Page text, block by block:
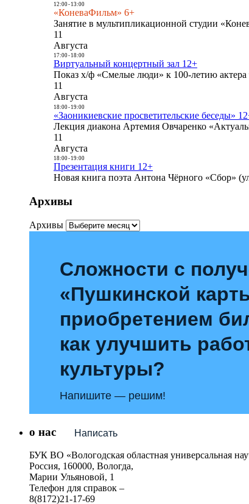
12:00- 13:00
«КоневаФильм» 6+
Занятие в мультипликационной студии
11
Августа
17:00- 18:00
Виртуальный концертный зал 12+
Показ х/ф «Смелые люди» к 100-летию
11
Августа
18:00- 19:00
«Заоникиевские просветительские беседы»
Лекция диакона Артемия Овчаренко
11
Августа
18:00- 19:00
Презентация книги 12+
Новая книга поэта Антона Чёрного «Сбор»
Архивы
Архивы
Сложности с
«Пушкинской
приобретением
как улучшить
культуры?
Напишите — решим!
Написать
о нас
БУК ВО «Вологодская областная универсальная
Россия, 160000, Вологда,
Марии Ульяновой, 1
Телефон для справок –
8(8172)21-17-69